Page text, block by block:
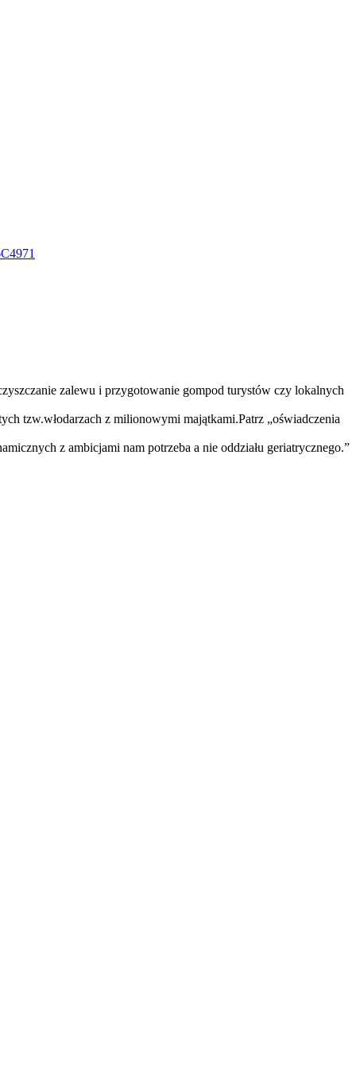
zalewu i przygotowanie gompod turystów czy lokalnych
tzw.włodarzach z milionowymi majątkami.Patrz „oświadczenia
z ambicjami nam potrzeba a nie oddziału geriatrycznego.”